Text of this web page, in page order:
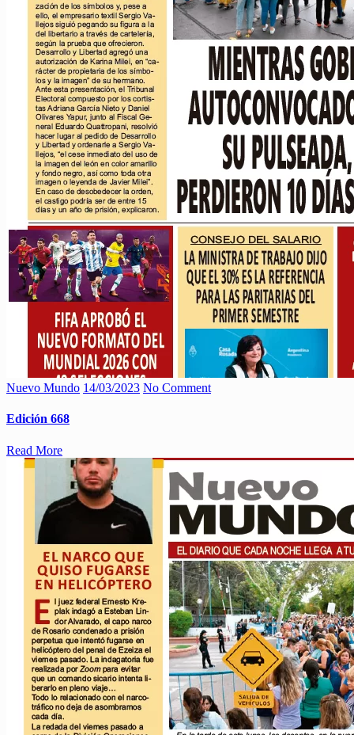
Nuevo Mundo 14/03/2023 No Comment
Edición 668
Read More